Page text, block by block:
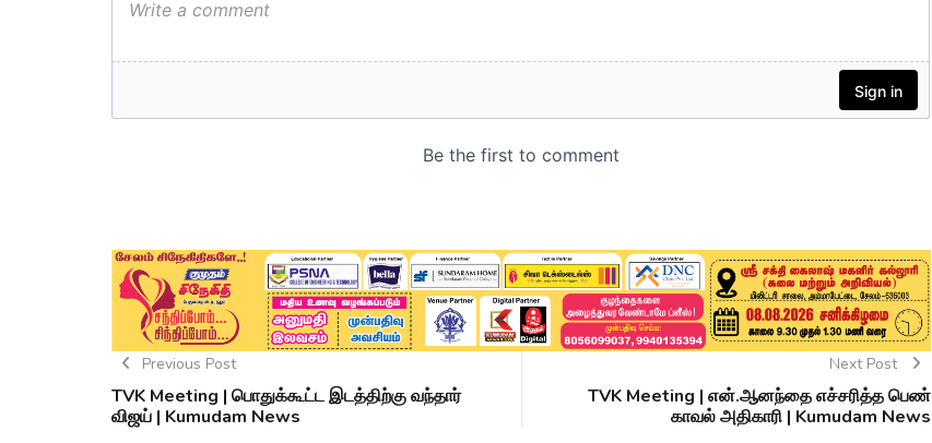
Previous Post
TVK Meeting | பொதுக்கூட்ட இடத்திற்கு வந்தார்
விஜய் | Kumudam News
Next Post
TVK Meeting | என்.ஆனந்தை எச்சரித்த பெண்
காவல் அதிகாரி | Kumudam News